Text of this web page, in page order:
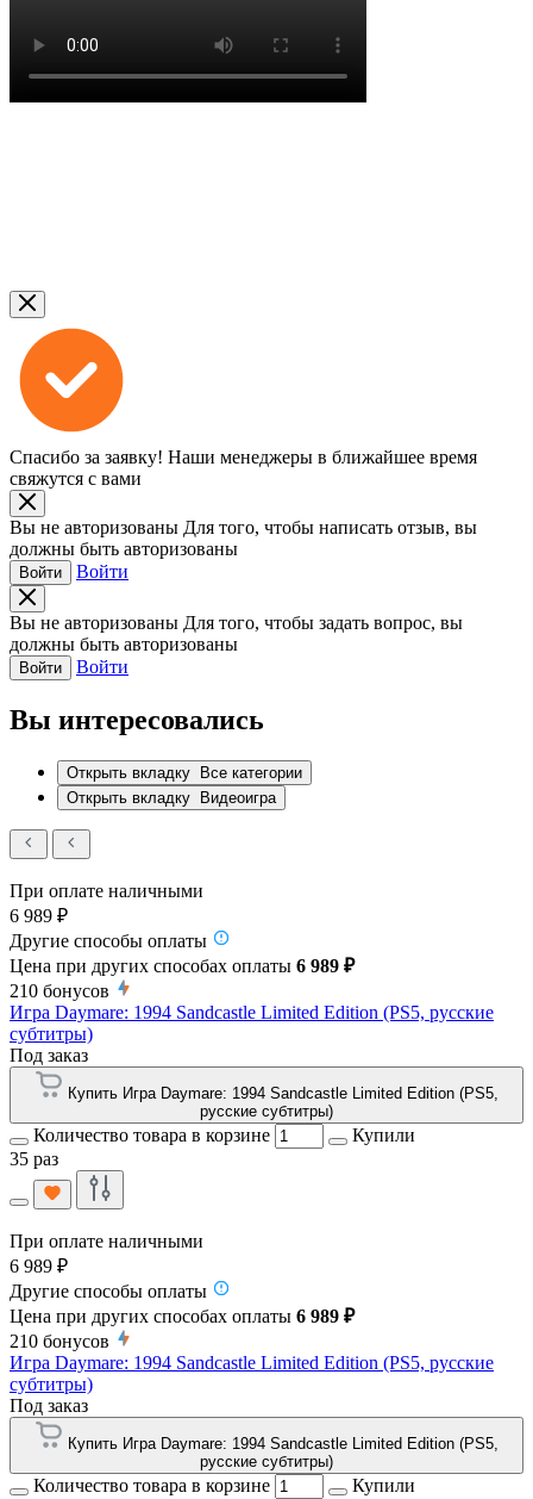
Спасибо за заявку! Наши менеджеры в ближайшее время
свяжутся с вами
Вы не авторизованы Для того, чтобы написать отзыв, вы
должны быть авторизованы
Войти Войти
Вы не авторизованы Для того, чтобы задать вопрос, вы
должны быть авторизованы
Войти Войти
Вы интересовались
Открыть вкладку
Все категории
Открыть вкладку
Видеоигра
При оплате наличными
6 989 ₽
Другие способы оплаты
Цена при других способах оплаты 6 989 ₽
210 бонусов
Игра Daymare: 1994 Sandcastle Limited Edition (PS5, русские
субтитры)
Под заказ
Купить Игра Daymare: 1994 Sandcastle Limited Edition (PS5,
русские субтитры)
Количество товара в корзине
Купили
35 раз
При оплате наличными
6 989 ₽
Другие способы оплаты
Цена при других способах оплаты 6 989 ₽
210 бонусов
Игра Daymare: 1994 Sandcastle Limited Edition (PS5, русские
субтитры)
Под заказ
Купить Игра Daymare: 1994 Sandcastle Limited Edition (PS5,
русские субтитры)
Количество товара в корзине
Купили